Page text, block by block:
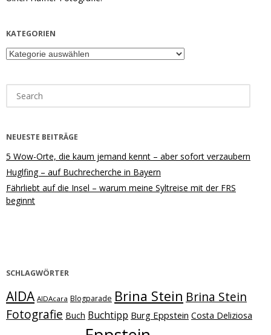
KATEGORIEN
Kategorien
for:
NEUESTE BEITRÄGE
5 Wow-Orte, die kaum jemand kennt – aber sofort verzaubern
Huglfing – auf Buchrecherche in Bayern
Fährliebt auf die Insel – warum meine Syltreise mit der FRS
beginnt
SCHLAGWÖRTER
AIDA AIDAcara Blogparade Brina Stein Brina Stein
Fotografie Buch Buchtipp Burg Eppstein Costa Deliziosa